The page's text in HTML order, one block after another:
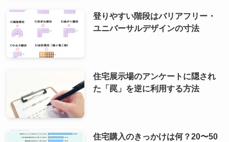
登りやすい階段はバリアフリー・
ユニバーサルデザインの寸法
住宅展示場のアンケートに隠され
た「罠」を逆に利用する方法
住宅購入のきっかけは何？20〜50